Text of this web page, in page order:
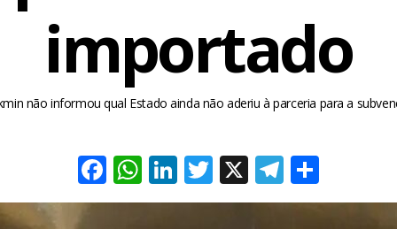
importado
não informou qual Estado ainda não aderiu à parceria para a
Facebook
WhatsApp
LinkedIn
Twitter
X